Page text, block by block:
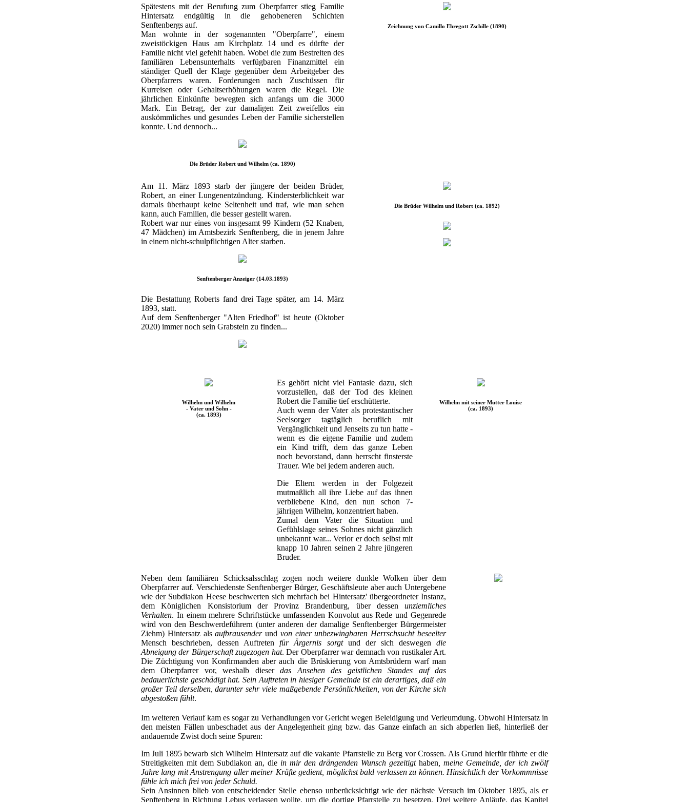
Spätestens mit der Berufung zum Oberpfarrer stieg Familie
Hintersatz endgültig in die gehobeneren Schichten
Senftenbergs auf.
Man wohnte in der sogenannten "Oberpfarre", einem
zweistöckigen Haus am Kirchplatz 14 und es dürfte der
Familie nicht viel gefehlt haben. Wobei die zum Bestreiten des
familiären Lebensunterhalts verfügbaren Finanzmittel ein
ständiger Quell der Klage gegenüber dem Arbeitgeber des
Oberpfarrers waren. Forderungen nach Zuschüssen für
Kurreisen oder Gehaltserhöhungen waren die Regel. Die
jährlichen Einkünfte bewegten sich anfangs um die 3000
Mark. Ein Betrag, der zur damaligen Zeit zweifellos ein
auskömmliches und gesundes Leben der Familie sicherstellen
konnte. Und dennoch...
Die Brüder Robert und Wilhelm (ca. 1890)
Zeichnung von Camillo Ehregott Zschille (1890)
Am 11. März 1893 starb der jüngere der beiden Brüder,
Robert, an einer Lungenentzündung. Kindersterblichkeit war
damals überhaupt keine Seltenheit und traf, wie man sehen
kann, auch Familien, die besser gestellt waren.
Robert war nur eines von insgesamt 99 Kindern (52 Knaben,
47 Mädchen) im Amtsbezirk Senftenberg, die in jenem Jahre
in einem nicht-schulpflichtigen Alter starben.
Senftenberger Anzeiger (14.03.1893)
Die Bestattung Roberts fand drei Tage später, am 14. März
1893, statt.
Auf dem Senftenberger "Alten Friedhof" ist heute (Oktober
2020) immer noch sein Grabstein zu finden...
Die Brüder Wilhelm und Robert (ca. 1892)
Wilhelm und Wilhelm
- Vater und Sohn -
(ca. 1893)
Es gehört nicht viel Fantasie dazu, sich
vorzustellen, daß der Tod des kleinen
Robert die Familie tief erschütterte.
Auch wenn der Vater als protestantischer
Seelsorger tagtäglich beruflich mit
Vergänglichkeit und Jenseits zu tun hatte -
wenn es die eigene Familie und zudem
ein Kind trifft, dem das ganze Leben
noch bevorstand, dann herrscht finsterste
Trauer. Wie bei jedem anderen auch.
Die Eltern werden in der Folgezeit
mutmaßlich all ihre Liebe auf das ihnen
verbliebene Kind, den nun schon 7-
jährigen Wilhelm, konzentriert haben.
Zumal dem Vater die Situation und
Gefühlslage seines Sohnes nicht gänzlich
unbekannt war... Verlor er doch selbst mit
knapp 10 Jahren seinen 2 Jahre jüngeren
Bruder.
Wilhelm mit seiner Mutter Louise
(ca. 1893)
Neben dem familiären Schicksalsschlag zogen noch weitere dunkle Wolken über dem
Oberpfarrer auf. Verschiedenste Senftenberger Bürger, Geschäftsleute aber auch Untergebene
wie der Subdiakon Heese beschwerten sich mehrfach bei Hintersatz' übergeordneter Instanz,
dem Königlichen Konsistorium der Provinz Brandenburg, über dessen unziemliches
Verhalten. In einem mehrere Schriftstücke umfassenden Konvolut aus Rede und Gegenrede
wird von den Beschwerdeführern (unter anderen der damalige Senftenberger Bürgermeister
Ziehm) Hintersatz alsaufbrausenderund von einer unbezwingbaren Herrschsucht beseelter
Mensch beschrieben, dessen Auftretenfür Ärgernis sorgtund der sich deswegendie
Abneigung der Bürgerschaft zugezogen hat. Der Oberpfarrer war demnach von rustikaler Art.
Die Züchtigung von Konfirmanden aber auch die Brüskierung von Amtsbrüdern warf man
dem Oberpfarrer vor, weshalb dieserdas Ansehen des geistlichen Standes auf das
bedauerlichste geschädigt hat. Sein Auftreten in hiesiger Gemeinde ist ein derartiges, daß ein
großer Teil derselben, darunter sehr viele maßgebende Persönlichkeiten, von der Kirche sich
abgestoßen fühlt.
Im weiteren Verlauf kam es sogar zu Verhandlungen vor Gericht wegen Beleidigung und Verleumdung. Obwohl Hintersatz in
den meisten Fällen unbeschadet aus der Angelegenheit ging bzw. das Ganze einfach an sich abperlen ließ, hinterließ der
andauernde Zwist doch seine Spuren:
Im Juli 1895 bewarb sich Wilhelm Hintersatz auf die vakante Pfarrstelle zu Berg vor Crossen. Als Grund hierfür führte er die
Streitigkeiten mit dem Subdiakon an, die in mir den drängenden Wunsch gezeitigthaben , meine Gemeinde, der ich zwölf
Jahre lang mit Anstrengung aller meiner Kräfte gedient, möglichst bald verlassen zu können. Hinsichtlich der Vorkommnisse
fühle ich mich frei von jeder Schuld.
Sein Ansinnen blieb von entscheidender Stelle ebenso unberücksichtigt wie der nächste Versuch im Oktober 1895, als er
Senftenberg in Richtung Lebus verlassen wollte, um die dortige Pfarrstelle zu besetzen. Drei weitere Anläufe, das Kapitel